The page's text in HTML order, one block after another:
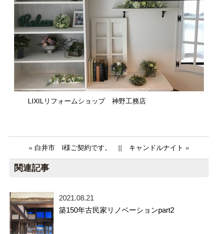
LIXILリフォームショップ 神野工務店
« 白井市 I様ご契約です。 || キャンドルナイト »
関連記事
2021.08.21
築150年古民家リノベーションpart2